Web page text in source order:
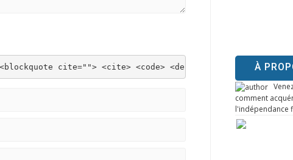
cite=""> <cite> <code> <del datetime=""> <em>
À
comment
l'indépendance